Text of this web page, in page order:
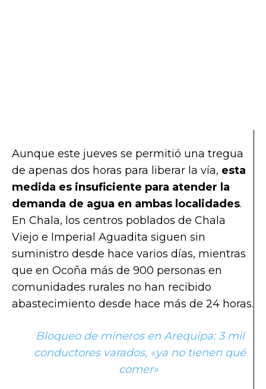
Aunque este jueves se permitió una tregua
de apenas dos horas para liberar la vía, esta
medida es insuficiente para atender la
demanda de agua en ambas localidades.
En Chala, los centros poblados de Chala
Viejo e Imperial Aguadita siguen sin
suministro desde hace varios días, mientras
que en Ocoña más de 900 personas en
comunidades rurales no han recibido
abastecimiento desde hace más de 24 horas.
Bloqueo de mineros en Arequipa: 3 mil
conductores varados, «ya no tienen qué
comer»